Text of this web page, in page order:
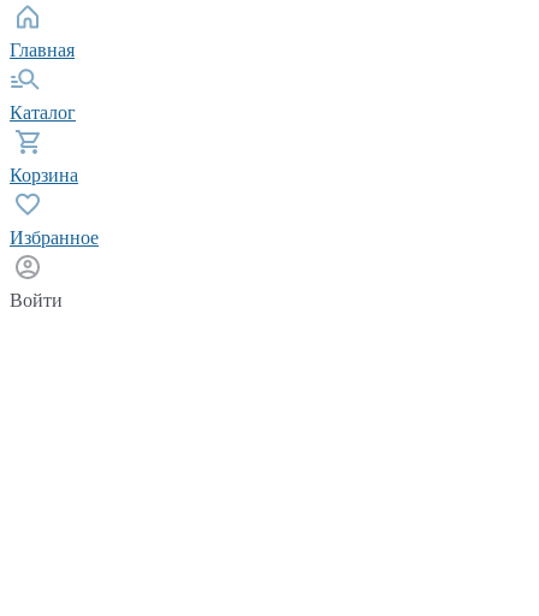
Главная
Каталог
Корзина
Избранное
Войти